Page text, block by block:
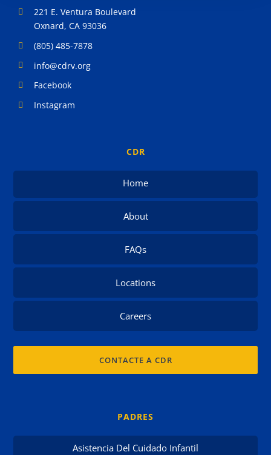
221 E. Ventura Boulevard
Oxnard, CA 93036
(805) 485-7878
info@cdrv.org
Facebook
Instagram
CDR
Home
About
FAQs
Locations
Careers
CONTACTE A CDR
PADRES
Asistencia Del Cuidado Infantil